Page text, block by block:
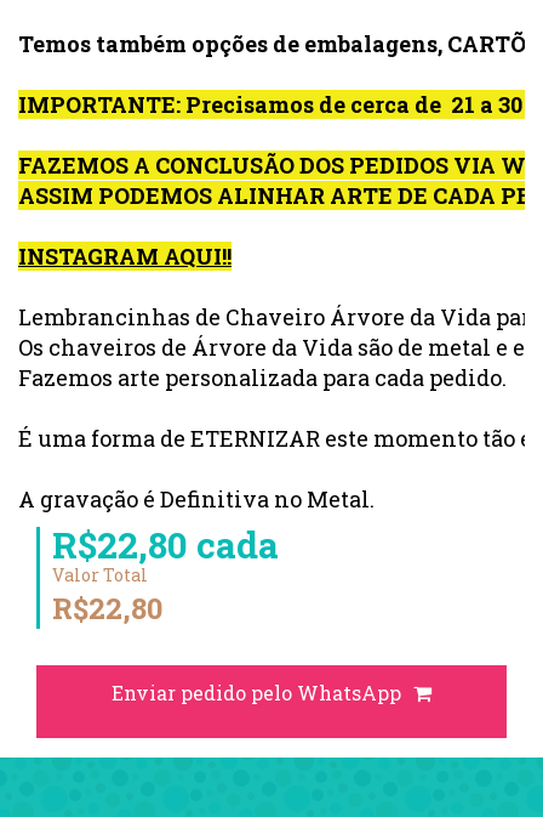
Temos também opções de embalagens,
IMPORTANTE: Precisamos de cerca de  21 a 30
FAZEMOS A CONCLUSÃO DOS PEDIDOS VIA
ASSIM PODEMOS ALINHAR ARTE DE CADA
INSTAGRAM AQUI!!
Lembrancinhas de Chaveiro Árvore da Vida
Os chaveiros de Árvore da Vida são de metal e
Fazemos arte personalizada para cada pedido.
É uma forma de ETERNIZAR este momento tão
A gravação é Definitiva no Metal.
R$22,80 cada
Valor Total
R$22,80
Enviar pedido pelo WhatsApp